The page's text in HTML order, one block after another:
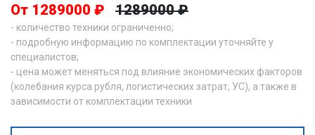
От 1289000 ₽
1289000 ₽
- количество техники ограниченно;
- подробную информацию по комплектации уточняйте у
специалистов;
- цена может меняться под влияние экономических факторов
(колебания курса рубля, логистических затрат, УС), а также в
зависимости от комплектации техники